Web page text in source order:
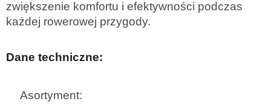
zwiększenie komfortu i efektywności podczas
każdej rowerowej przygody.
Dane techniczne:
Asortyment: